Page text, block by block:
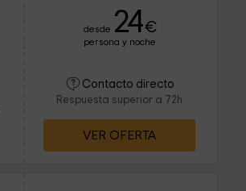
desde 24€
persona y noche
Contacto directo
Respuesta superior a 72h
VER OFERTA